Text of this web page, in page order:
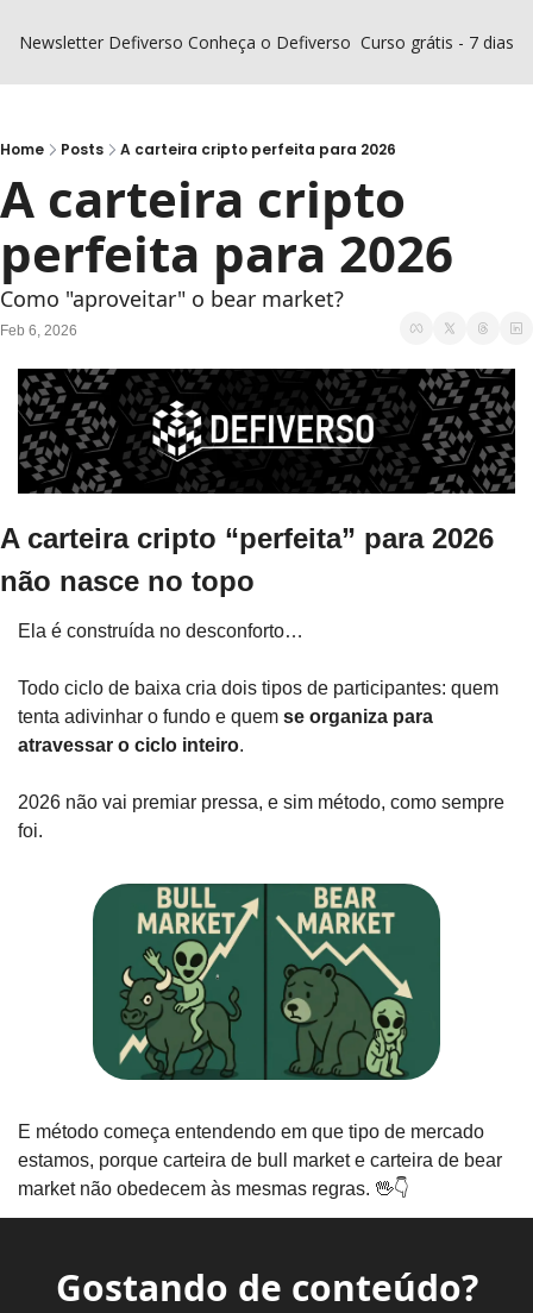
Newsletter Defiverso Conheça o Defiverso Curso grátis - 7 dias
Home Posts A carteira cripto perfeita para 2026
A carteira cripto
perfeita para 2026
Como "aproveitar" o bear market?
Feb 6, 2026
A carteira cripto “perfeita” para 2026
não nasce no topo
Ela é construída no desconforto…
Todo ciclo de baixa cria dois tipos de participantes: quem
tenta adivinhar o fundo e quem se organiza para
atravessar o ciclo inteiro.
2026 não vai premiar pressa, e sim método, como sempre
foi.
E método começa entendendo em que tipo de mercado
estamos, porque carteira de bull market e carteira de bear
market não obedecem às mesmas regras. 🖖👇
Gostando de conteúdo?